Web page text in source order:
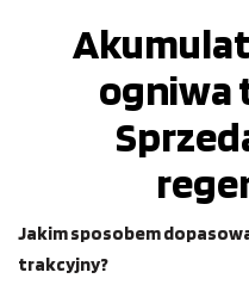
ogniwa
Jakim sposobem
trakcyjny?